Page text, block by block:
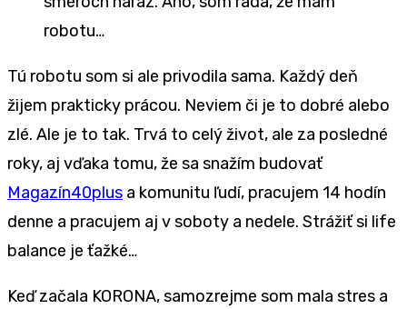
robotu…
Tú robotu som si ale privodila sama. Každý deň
žijem prakticky prácou. Neviem či je to dobré alebo
zlé. Ale je to tak. Trvá to celý život, ale za posledné
roky, aj vďaka tomu, že sa snažím budovať
Magazín40plus a komunitu ľudí, pracujem 14 hodín
denne a pracujem aj v soboty a nedele. Strážiť si life
balance je ťažké…
Keď začala KORONA, samozrejme som mala stres a